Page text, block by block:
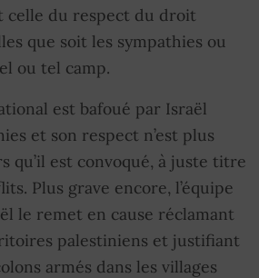
celle du respect du droit
que soit les sympathies ou
ou tel camp.
est bafoué par Israël
et son respect n’est plus
qu’il est convoqué, à juste titre
Plus grave encore, l’équipe
le remet en cause réclamant
palestiniens et justifiant
armés dans les villages